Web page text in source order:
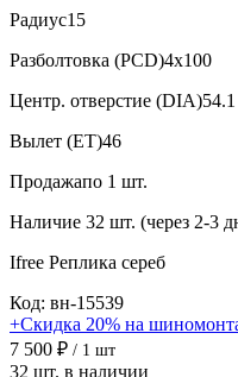
Радиус15
Разболтовка (PCD)4x100
Центр. отверстие (DIA)54.1
Вылет (ET)46
Продажапо 1 шт.
Наличие 32 шт. (через 2-3
Ifree Реплика сереб
Код: вн-15539
+Скидка 20% на
7 500 ₽ / 1 шт
32 шт. в наличии